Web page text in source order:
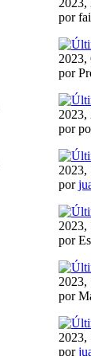
2023,
por
2023,
por
2023,
por
2023,
por
2023,
por
2023,
por
2023,
por